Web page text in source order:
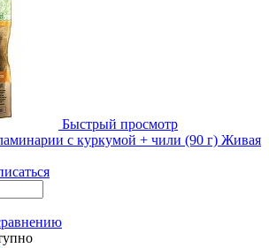
Быстрый просмотр
с куркумой + чили (90 г) Живая